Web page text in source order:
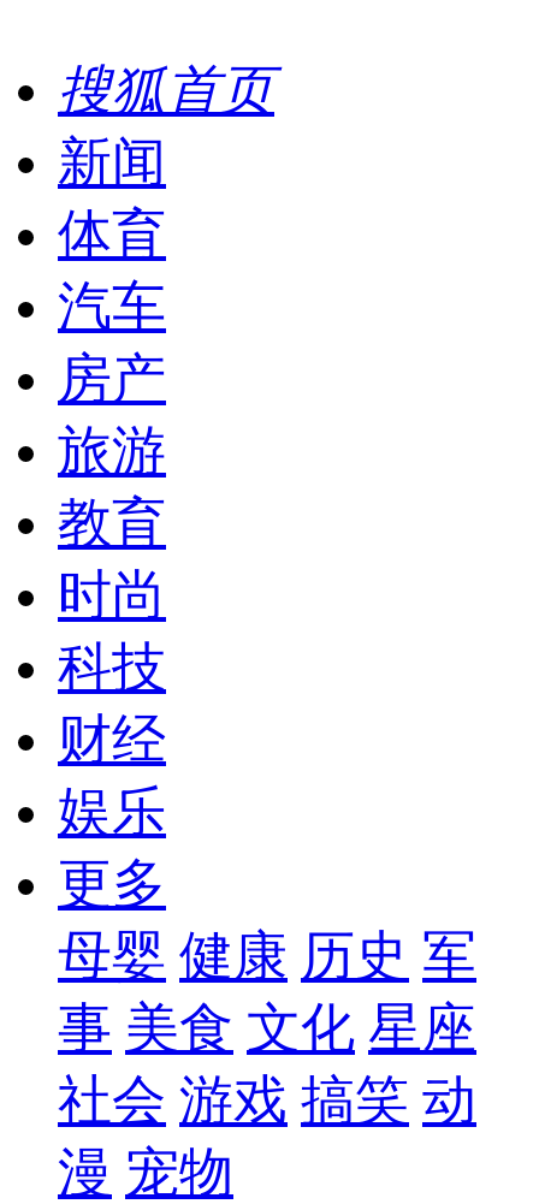
搜狐首页
新闻
体育
汽车
房产
旅游
教育
时尚
科技
财经
娱乐
更多
母婴 健康 历史 军
事 美食 文化 星座
社会 游戏 搞笑 动
漫 宠物